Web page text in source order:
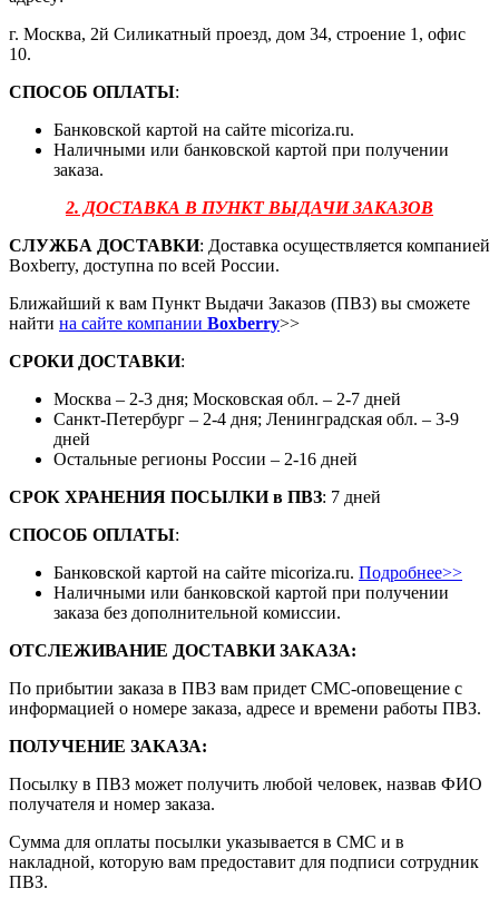
г. Москва, 2й Силикатный проезд, дом 34, строение 1, офис
10.
СПОСОБ ОПЛАТЫ:
Банковской картой на сайте micoriza.ru.
Наличными или банковской картой при получении
заказа.
2. ДОСТАВКА В ПУНКТ ВЫДАЧИ ЗАКАЗОВ
СЛУЖБА ДОСТАВКИ: Доставка осуществляется компанией
Boxberry, доступна по всей России.
Ближайший к вам Пункт Выдачи Заказов (ПВЗ) вы сможете
найти на сайте компании Boxberry>>
СРОКИ ДОСТАВКИ:
Москва – 2-3 дня; Московская обл. – 2-7 дней
Санкт-Петербург – 2-4 дня; Ленинградская обл. – 3-9
дней
Остальные регионы России – 2-16 дней
СРОК ХРАНЕНИЯ ПОСЫЛКИ в ПВЗ: 7 дней
СПОСОБ ОПЛАТЫ:
Банковской картой на сайте micoriza.ru. Подробнее>>
Наличными или банковской картой при получении
заказа без дополнительной комиссии.
ОТСЛЕЖИВАНИЕ ДОСТАВКИ ЗАКАЗА:
По прибытии заказа в ПВЗ вам придет СМС-оповещение с
информацией о номере заказа, адресе и времени работы ПВЗ.
ПОЛУЧЕНИЕ ЗАКАЗА:
Посылку в ПВЗ может получить любой человек, назвав ФИО
получателя и номер заказа.
Сумма для оплаты посылки указывается в СМС и в
накладной, которую вам предоставит для подписи сотрудник
ПВЗ.